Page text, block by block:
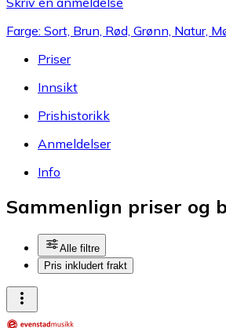
Farge: Sort, Brun, Rød, Grønn, Natur,
Priser
Innsikt
Prishistorikk
Anmeldelser
Info
Sammenlign priser og
Alle filtre
Pris inkludert frakt